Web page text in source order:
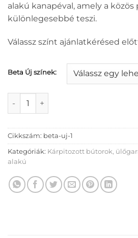
alakú kanapéval, amely a
különlegesebbé teszi.
Válassz színt ajánlatkérésed
Beta Új színek:
Beta Új U sarokülő mennyiség
Cikkszám: beta-uj-1
Kategóriák: Kárpitozott bútorok,
alakú